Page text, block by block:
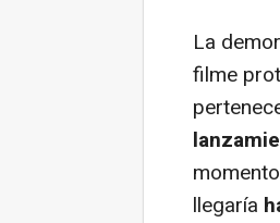
La
filme
llegaría